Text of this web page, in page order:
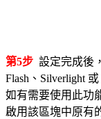
第5步 設定完成後
Flash、Silverlight
如有需要使用此功
啟用該區塊中原有